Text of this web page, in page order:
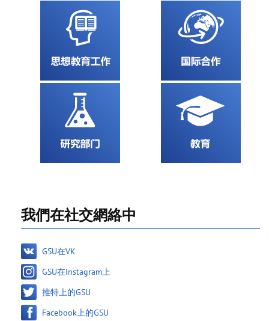
我們在社交網絡中
GSU在VK
GSU在Instagram上
推特上的GSU
Facebook上的GSU